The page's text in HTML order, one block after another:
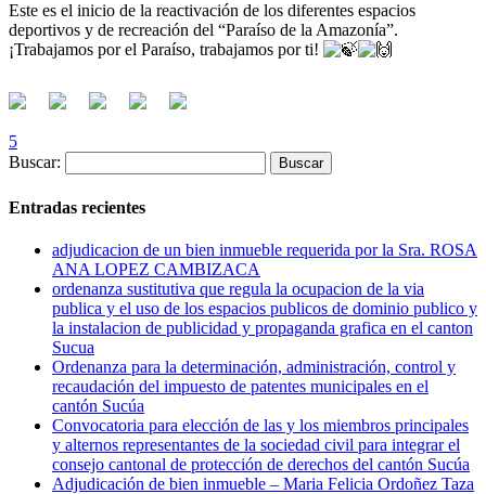
Este es el inicio de la reactivación de los diferentes espacios
deportivos y de recreación del “Paraíso de la Amazonía”.
¡Trabajamos por el Paraíso, trabajamos por ti!
5
Buscar:
Entradas recientes
adjudicacion de un bien inmueble requerida por la Sra. ROSA
ANA LOPEZ CAMBIZACA
ordenanza sustitutiva que regula la ocupacion de la via
publica y el uso de los espacios publicos de dominio publico y
la instalacion de publicidad y propaganda grafica en el canton
Sucua
Ordenanza para la determinación, administración, control y
recaudación del impuesto de patentes municipales en el
cantón Sucúa
Convocatoria para elección de las y los miembros principales
y alternos representantes de la sociedad civil para integrar el
consejo cantonal de protección de derechos del cantón Sucúa
Adjudicación de bien inmueble – Maria Felicia Ordoñez Taza